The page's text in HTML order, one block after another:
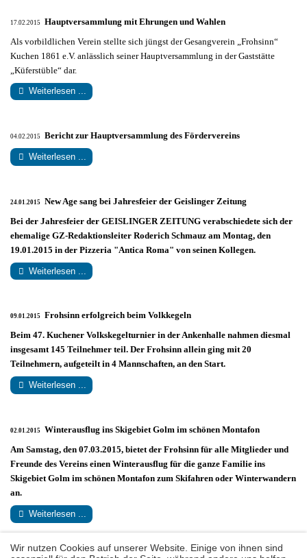
17.02.2015 Hauptversammlung mit Ehrungen und Wahlen
Als vorbildlichen Verein stellte sich jüngst der Gesangverein „Frohsinn“
Kuchen 1861 e.V. anlässlich seiner Hauptversammlung in der Gaststätte
„Küferstüble“ dar.
Weiterlesen ...
04.02.2015 Bericht zur Hauptversammlung des Fördervereins
Weiterlesen ...
24.01.2015 New Age sang bei Jahresfeier der Geislinger Zeitung
Bei der Jahresfeier der GEISLINGER ZEITUNG verabschiedete sich der
ehemalige GZ-Redaktionsleiter Roderich Schmauz am Montag, den
19.01.2015 in der Pizzeria "Antica Roma" von seinen Kollegen.
Weiterlesen ...
09.01.2015 Frohsinn erfolgreich beim Volkkegeln
Beim 47. Kuchener Volkskegelturnier in der Ankenhalle nahmen diesmal
insgesamt 145 Teilnehmer teil. Der Frohsinn allein ging mit 20
Teilnehmern, aufgeteilt in 4 Mannschaften, an den Start.
Weiterlesen ...
02.01.2015 Winterausflug ins Skigebiet Golm im schönen Montafon
Am Samstag, den 07.03.2015, bietet der Frohsinn für alle Mitglieder und
Freunde des Vereins einen Winterausflug für die ganze Familie ins
Skigebiet Golm im schönen Montafon zum Skifahren oder Winterwandern
an.
Weiterlesen ...
Wir nutzen Cookies auf unserer Website. Einige von ihnen sind